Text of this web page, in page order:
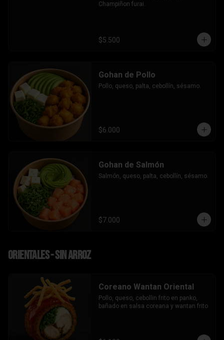
Champiñon furai.
$5.500
Gohan de Pollo
Pollo, queso, palta, cebollín, sésamo.
$6.000
Gohan de Salmón
Salmón, queso, palta, cebollín, sésamo.
$7.000
Orientales - sin arroz
Coreano Wantan Oriental
Pollo, queso, cebollin frito en panko,
bañado en salsa coreana y wantan frito